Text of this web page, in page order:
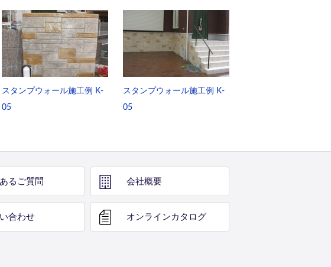
スタンプウォール施工例 K-
05
スタンプウォール施工例 K-
05
るご質問 会社概要
合わせ オンライン カタログ